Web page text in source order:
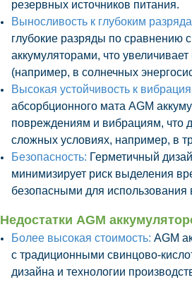
резервных источников питания.
Выносливость к глубоким
глубокие разряды по сравнению
аккумуляторами, что
(например, в солнечных
Высокая устойчивость к
абсорбционного мата AGM
повреждениям и вибрациям, что
сложных условиях, например, в
Безопасность: Герметичный
минимизирует риск выделения
безопасными для
Недостатки AGM
Более высокая стоимость: AGM
с традиционными свинцово-
дизайна и технологии